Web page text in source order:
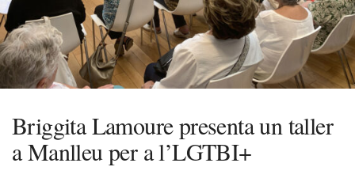
Briggita Lamoure presenta un taller
a Manlleu per a l’LGTBI+